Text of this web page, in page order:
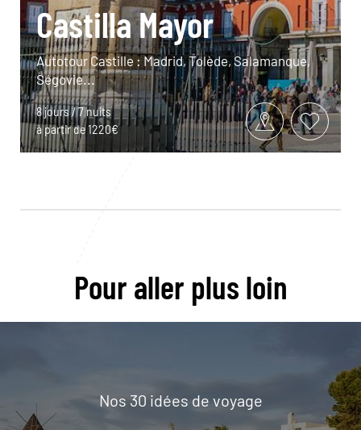
Castilla Mayor
Autotour Castille : Madrid, Tolède, Salamanque,
Ségovie...
8 jours / 7 nuits
à partir de 1220€
Pour aller plus loin
Nos 30 idées de voyage